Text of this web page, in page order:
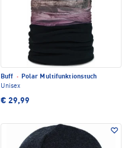
Buff · Polar Multifunktionstuch
Unisex
€ 29,99